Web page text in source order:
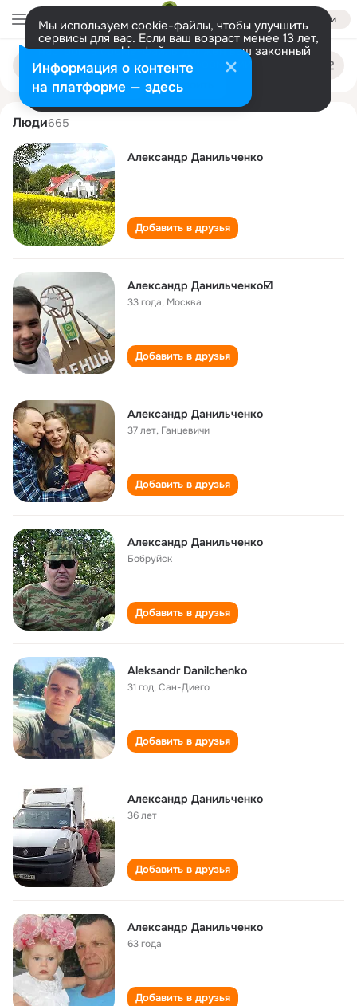
Войти
Мы используем cookie-файлы, чтобы улучшить
сервисы для вас. Если ваш возраст менее 13 лет,
настроить cookie-файлы должен ваш законный
представитель. Больше информации
Разрешить все Настроить
Поиск
людям
aleksandr danilchenko
Люди665
Александр Данильченко
Добавить в друзья
Александр Данильченко☑️
33 года, Москва
Добавить в друзья
Александр Данильченко
37 лет, Ганцевичи
Добавить в друзья
Александр Данильченко
Бобруйск
Добавить в друзья
Aleksandr Danilchenko
31 год,Сан-Диего
Добавить в друзья
Александр Данильченко
36 лет
Добавить в друзья
Александр Данильченко
63 года
Добавить в друзья
Информация о контенте
на платформе — здесь